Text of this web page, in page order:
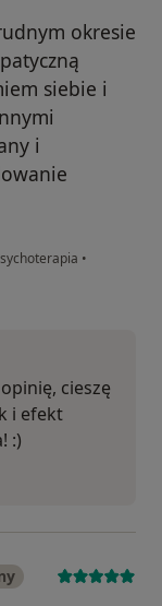
okresie
siebie i
i
•
cieszę
i efekt
:)